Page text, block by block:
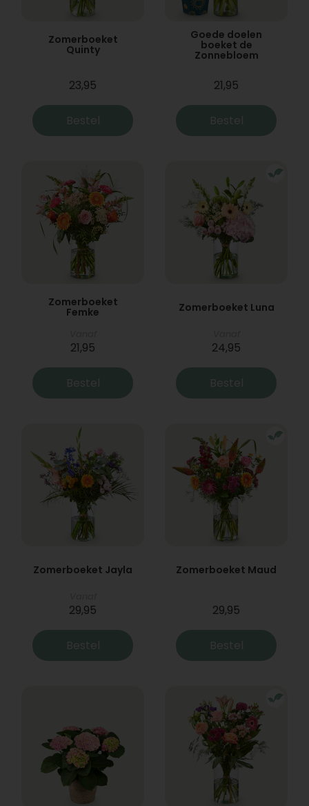
Zomerboeket
Quinty
23,95
Bestel
Goede doelen
boeket de
Zonnebloem
21,95
Bestel
Zomerboeket
Femke
21,95
Bestel
Zomerboeket Luna
24,95
Bestel
Zomerboeket Jayla
29,95
Bestel
Zomerboeket Maud
29,95
Bestel